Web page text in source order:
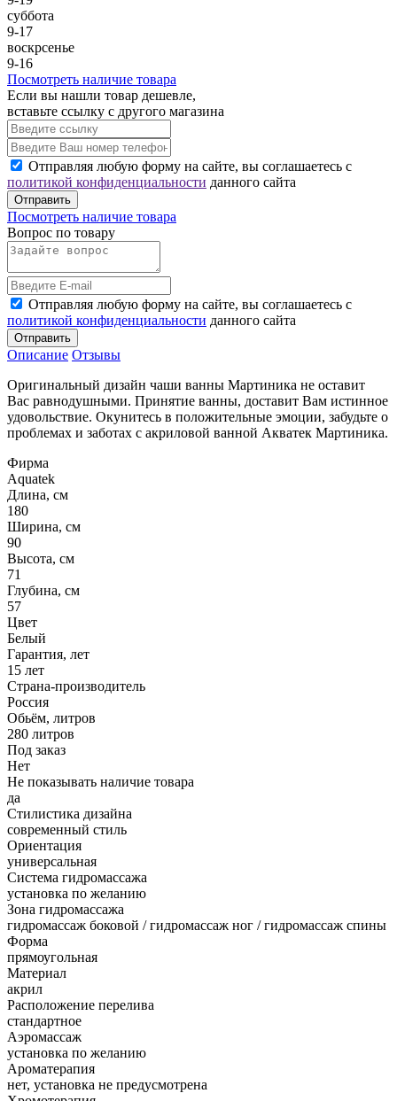
суббота
9-17
воскрсенье
9-16
Посмотреть наличие товара
Если вы нашли товар дешевле,
вставьте ссылку с другого магазина
Отправляя любую форму на сайте, вы соглашаетесь с
политикой конфиденциальности данного сайта
Отправить
Посмотреть наличие товара
Вопрос по товару
Отправляя любую форму на сайте, вы соглашаетесь с
политикой конфиденциальности данного сайта
Отправить
Описание Отзывы
Оригинальный дизайн чаши ванны Мартиника не оставит
Вас равнодушными. Принятие ванны, доставит Вам истинное
удовольствие. Окунитесь в положительные эмоции, забудьте о
проблемах и заботах с акриловой ванной Акватек Мартиника.
Фирма
Aquatek
Длина, см
180
Ширина, см
90
Высота, см
71
Глубина, см
57
Цвет
Белый
Гарантия, лет
15 лет
Страна-производитель
Россия
Обьём, литров
280 литров
Под заказ
Нет
Не показывать наличие товара
да
Стилистика дизайна
современный стиль
Ориентация
универсальная
Система гидромассажа
установка по желанию
Зона гидромассажа
гидромассаж боковой / гидромассаж ног / гидромассаж спины
Форма
прямоугольная
Материал
акрил
Расположение перелива
стандартное
Аэромассаж
установка по желанию
Ароматерапия
нет, установка не предусмотрена